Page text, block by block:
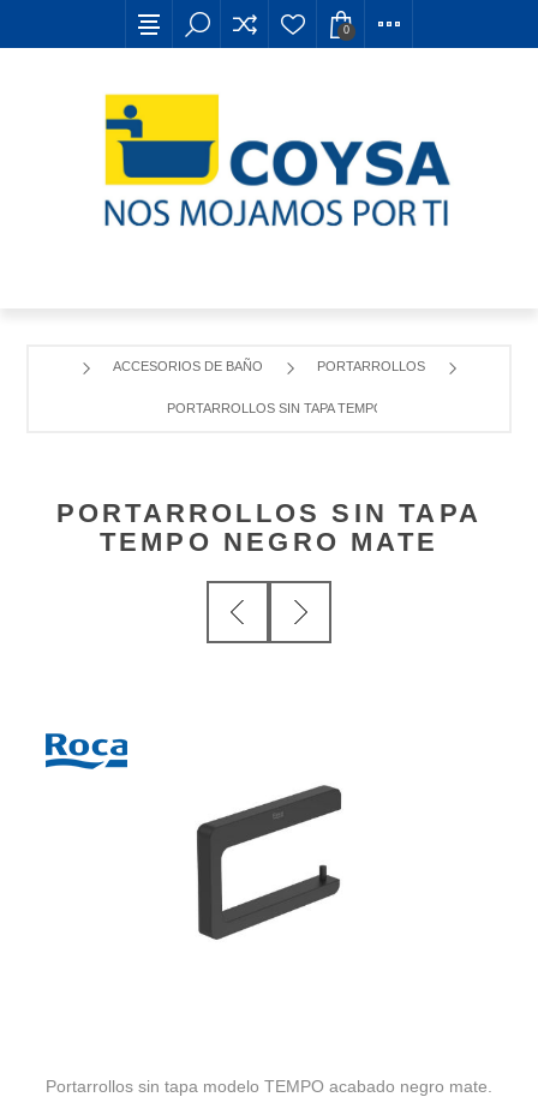
0
ACCESORIOS DE BAÑO PORTARROLLOS
PORTARROLLOS SIN TAPA TEMPO NEGRO MATE
PORTARROLLOS SIN TAPA
TEMPO NEGRO MATE
Portarrollos sin tapa modelo TEMPO acabado negro mate.